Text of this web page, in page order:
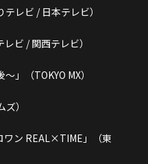
レビ / 日本テレビ）
ビ / 関西テレビ）
」（TOKYO MX）
）
ワン REAL×TIME」（東